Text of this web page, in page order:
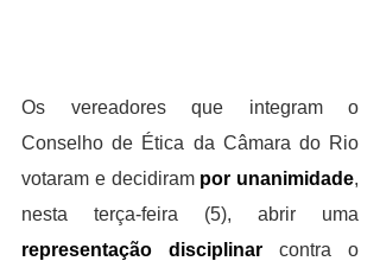
Os vereadores que integram o
Conselho de Ética da Câmara do Rio
votaram e decidiram por unanimidade,
representação disciplinar contra o